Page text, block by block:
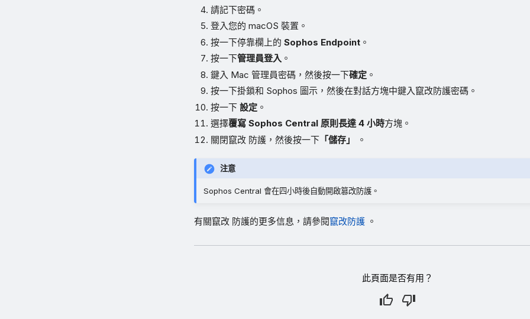
請記下密碼。
登入您的 macOS 裝置。
按一下停靠欄上的Sophos Endpoint 。
按一下管理員登入 。
鍵入 Mac 管理員密碼，然後按一下確定 。
按一下掛鎖和 Sophos 圖示，然後在對話方塊中鍵入竄改防護密碼。
按一下設定 。
選擇覆寫 Sophos Central 原則長達 4 小時方塊。
關閉竄改 防護，然後按一下 「儲存」 。
注意
Sophos Central 會在四小時後自動開啟篡改防護。
有關竄改 防護的更多信息，請參閱竄改防護 。
此頁面是否有用？